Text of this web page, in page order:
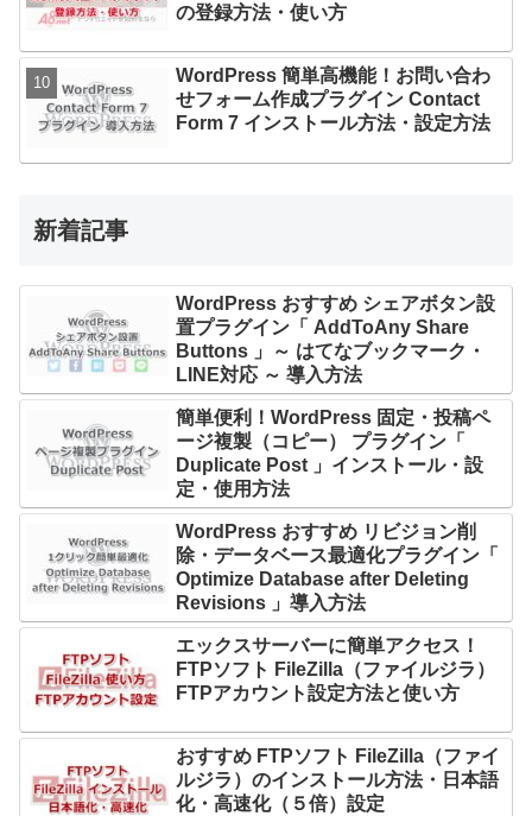
の登録方法・使い方
WordPress 簡単高機能！お問い合わ
せフォーム作成プラグイン Contact
Form 7 インストール方法・設定方法
新着記事
WordPress おすすめ シェアボタン設
置プラグイン「 AddToAny Share
Buttons 」～ はてなブックマーク・
LINE対応 ～ 導入方法
簡単便利！WordPress 固定・投稿ペ
ージ複製（コピー） プラグイン「
Duplicate Post 」インストール・設
定・使用方法
WordPress おすすめ リビジョン削
除・データベース最適化プラグイン「
Optimize Database after Deleting
Revisions 」導入方法
エックスサーバーに簡単アクセス！
FTPソフト FileZilla（ファイルジラ）
FTPアカウント設定方法と使い方
おすすめ FTPソフト FileZilla（ファイ
ルジラ）のインストール方法・日本語
化・高速化（５倍）設定